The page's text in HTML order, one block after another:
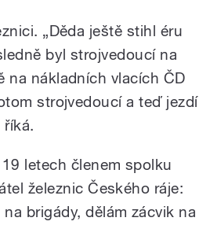
„Děda ještě stihl éru
byl strojvedoucí na
na nákladních vlacích ČD
strojvedoucí a teď jezdí
říká.
19 letech členem spolku
železnic Českého ráje:
na brigády, dělám zácvik na